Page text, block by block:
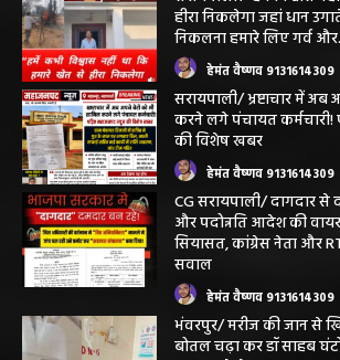
छत्तीसगढ़ न्यूज़
सरायपाली। “हमें विश्वास
हीरा निकलेगा जहां धान
निकलना हमारे लिए गर्व
हेमंत वैष्णव 9131614309
सरायपाली/ भ्रष्टाचार में अब
करने लगे पंचायत कर्मचारी!
की विशेष खबर
हेमंत वैष्णव 9131614309
CG सरायपाली/ दागदार से
और पदोन्नति आदेश की
सियासत, कांग्रेस नेता और
सवाल